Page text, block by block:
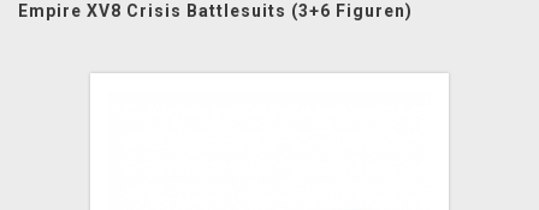
Empire XV8 Crisis Battlesuits (3+6 Figuren)